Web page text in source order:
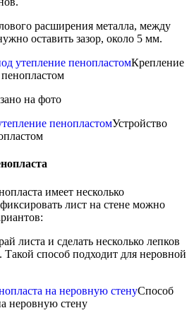
расширения металла, между
оставить зазор, около 5 мм.
Крепление
на фото
Устройство
имеет несколько
лист на стене можно
листа и сделать несколько лепков
способ подходит для неровной
Способ
неровную стену